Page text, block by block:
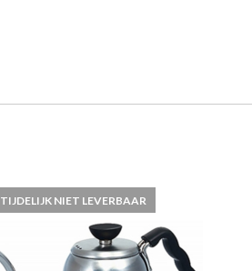
TIJDELIJK NIET LEVERBAAR